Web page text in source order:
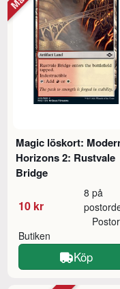
Magic löskort:
Horizons 2: Rustvale
Bridge
10 kr
8 på
Butiken
Köp